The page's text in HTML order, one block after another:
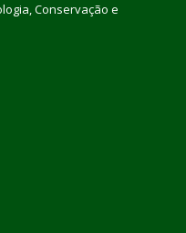
Conservação e